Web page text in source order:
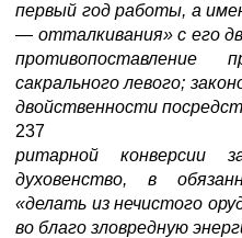
первый год работы, а
— отталкивания» с его
противопоставление
сакрального левого;
двойственности
237
ритарной конверсии
духовенство, в
«делать из нечистого
во благо зловредную